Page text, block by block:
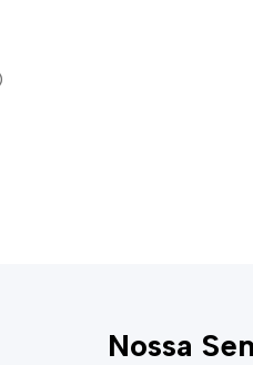
Nossa